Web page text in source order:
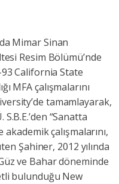
Mimar Sinan
Resim Bölümü’nde
California State
MFA çalışmalarını
tamamlayarak,
“Sanatta
çalışmalarını,
Şahiner, 2012 yılında
ve Bahar döneminde
bulunduğu New